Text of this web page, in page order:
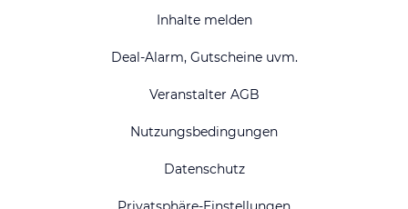
Inhalte melden
Deal-Alarm, Gutscheine uvm.
Veranstalter AGB
Nutzungsbedingungen
Datenschutz